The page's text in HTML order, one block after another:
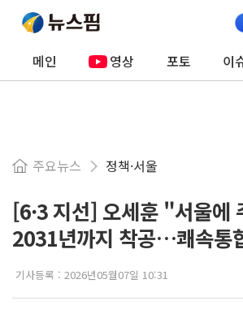
메인 영상 포토 이
주요뉴스 정책·서울
[6·3 지선] 오세훈 "서울에
2031년까지 착공…쾌속통
기사등록 : 2026년05월07일 10:31